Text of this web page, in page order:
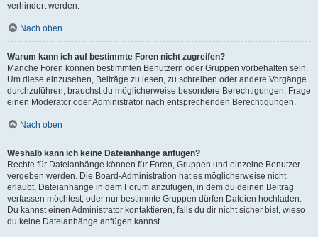
verhindert werden.
Nach oben
Warum kann ich auf bestimmte Foren nicht zugreifen?
Manche Foren können bestimmten Benutzern oder Gruppen vorbehalten sein.
Um diese einzusehen, Beiträge zu lesen, zu schreiben oder andere Vorgänge
durchzuführen, brauchst du möglicherweise besondere Berechtigungen. Frage
einen Moderator oder Administrator nach entsprechenden Berechtigungen.
Nach oben
Weshalb kann ich keine Dateianhänge anfügen?
Rechte für Dateianhänge können für Foren, Gruppen und einzelne Benutzer
vergeben werden. Die Board-Administration hat es möglicherweise nicht
erlaubt, Dateianhänge in dem Forum anzufügen, in dem du deinen Beitrag
verfassen möchtest, oder nur bestimmte Gruppen dürfen Dateien hochladen.
Du kannst einen Administrator kontaktieren, falls du dir nicht sicher bist, wieso
du keine Dateianhänge anfügen kannst.